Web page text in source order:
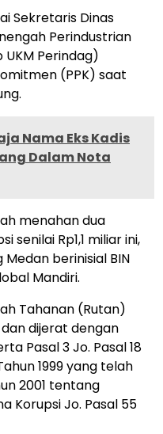
Sekretaris Dinas
Perindustrian
Perindag)
(PPK) saat
Nama Eks Kadis
Dalam Nota
menahan dua
senilai Rp1,1 miliar ini,
berinisial BIN
Mandiri.
Tahanan (Rutan)
dijerat dengan
Pasal 3 Jo. Pasal 18
1999 yang telah
2001 tentang
Korupsi Jo. Pasal 55